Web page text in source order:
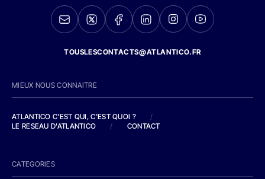
TOUSLESCONTACTS@ATLANTICO.FR
MIEUX NOUS CONNAITRE
ATLANTICO C'EST QUI, C'EST QUOI ?
/
LE RESEAU D'ATLANTICO
/ CONTACT
CATEGORIES